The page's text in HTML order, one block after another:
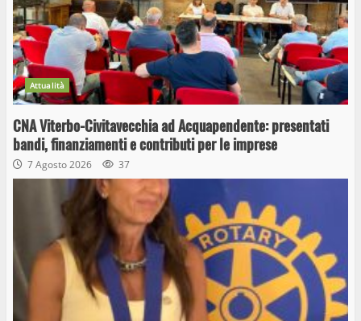
Attualità
CNA Viterbo-Civitavecchia ad Acquapendente: presentati
bandi, finanziamenti e contributi per le imprese
7 Agosto 2026 37